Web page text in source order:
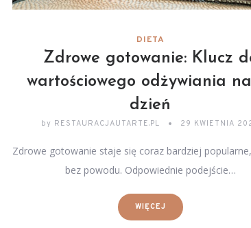
DIETA
Zdrowe gotowanie: Klucz
wartościowego odżywiania
dzień
by RESTAURACJAUTARTE.PL 29 KWIETNIA
Zdrowe gotowanie staje się coraz bardziej
bez powodu. Odpowiednie podejście…
WIĘCEJ